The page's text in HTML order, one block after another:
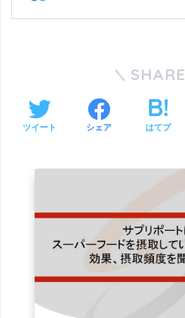
SHARE
ツイート シェア はてブ